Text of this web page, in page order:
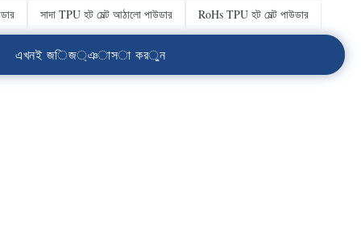
সাদা TPU হট মেল্ট আঠালো পাউডার RoHs TPU হট মেল্ট পাউডার
এখনই জিজ্ঞাসা করুন